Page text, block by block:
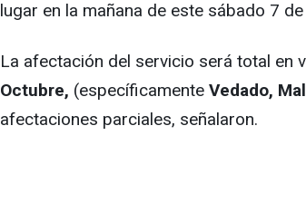
lugar en la mañana de este sábado 7
La afectación del servicio será total en
Octubre, (específicamente Vedado,
afectaciones parciales, señalaron.